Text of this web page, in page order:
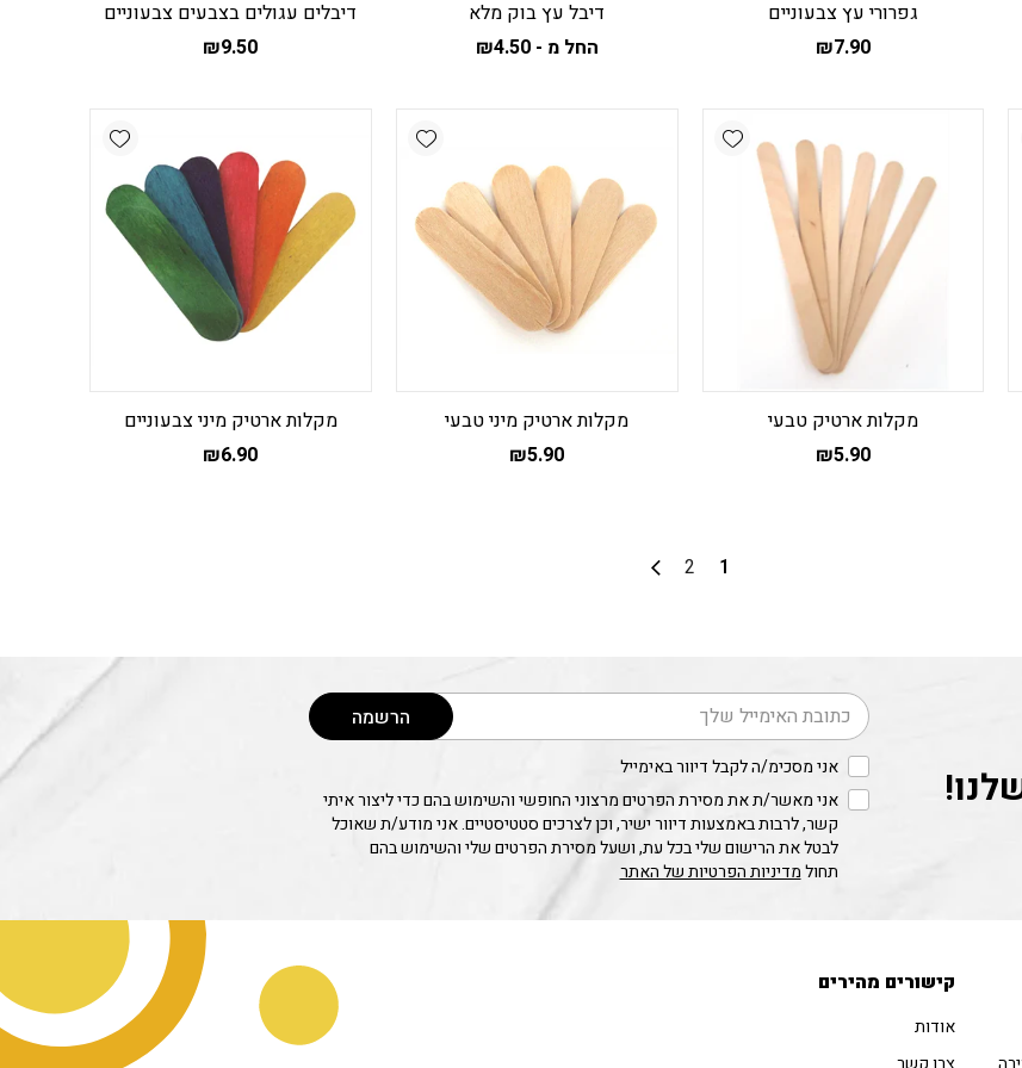
גפרורי עץ צבעוניים
₪7.90
דיבל עץ בוק מלא
החל מ -
₪4.50
סוגים.
ניתן
לבחור
את
האפשרויות
בעמוד
המוצר
דיבלים עגולים בצבעים צבעוניים
₪9.50
Add
Add wishlist
מקלות ארטיק טבעי
₪5.90
Add wishlist
מקלות ארטיק מיני טבעי
₪5.90
Add wishlist
מקלות ארטיק מיני צבעוניים
₪6.90
1
2
דוא׳׳ל הרשמה
אני מסכימ/ה לקבל דיוור באימייל
אני מאשר/ת את מסירת הפרטים מרצוני החופשי והשימוש בהם כדי ליצור איתי
קשר, לרבות באמצעות דיוור ישיר, וכן לצרכים סטטיסטיים. אני מודע/ת שאוכל
לבטל את הרישום שלי בכל עת, ושעל מסירת הפרטים שלי והשימוש בהם
תחולמדיניות הפרטיות של האתר
קישורים מהירים
אודות